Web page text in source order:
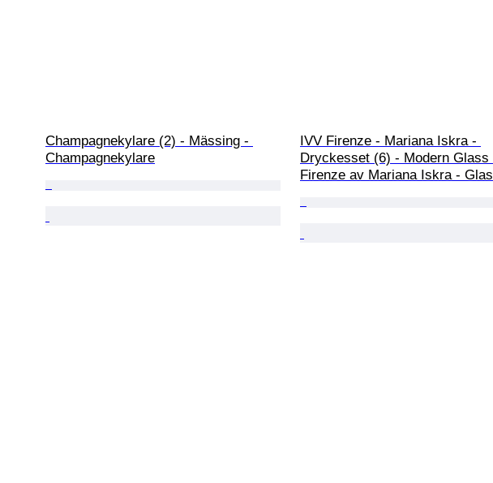
Champagnekylare (2) - Mässing -
Champagnekylare
IVV Firenze - Mariana Iskra -
Dryckesset (6) - Modern Glass
Firenze av Mariana Iskra - Glas